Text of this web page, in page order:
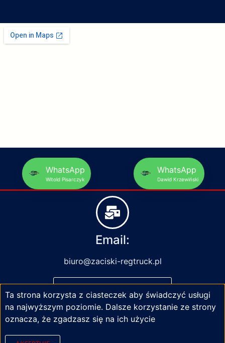
WhatsApp
Witold Pisarczyk
WhatsApp
Dawid Krzewiński
Email:
biuro@zaciski-regtruck.pl
NAPISZ DO NAS
Ta strona korzysta z ciasteczek aby świadczyć usługi
na najwyższym poziomie. Dalsze korzystanie ze strony
oznacza, że zgadzasz się na ich użycie